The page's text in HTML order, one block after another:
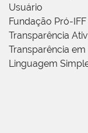
Usuário
Fundação Pró-IFF
Transparência
Transparência em
Linguagem